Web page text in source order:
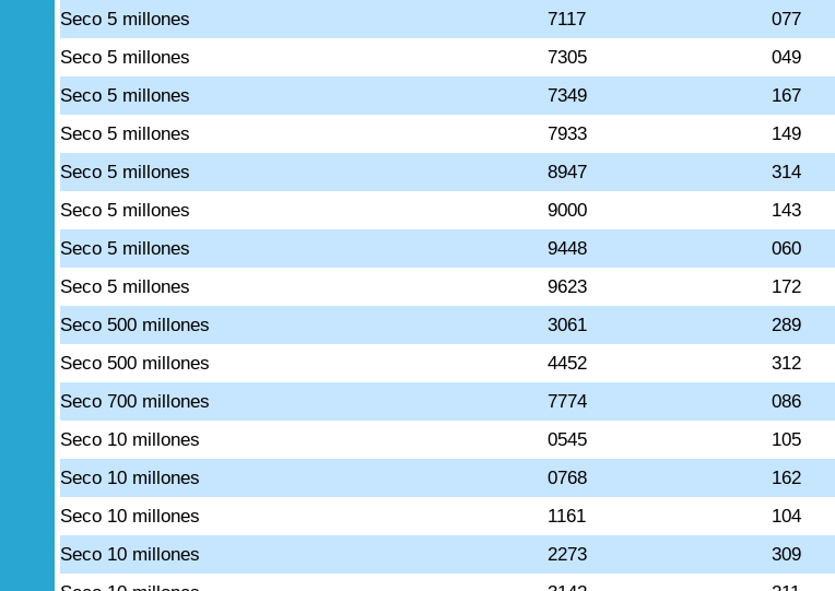
Seco 5 millones
7117
077
Seco 5 millones
7305
049
Seco 5 millones
7349
167
Seco 5 millones
7933
149
Seco 5 millones
8947
314
Seco 5 millones
9000
143
Seco 5 millones
9448
060
Seco 5 millones
9623
172
Seco 500 millones
3061
289
Seco 500 millones
4452
312
Seco 700 millones
7774
086
Seco 10 millones
0545
105
Seco 10 millones
0768
162
Seco 10 millones
1161
104
Seco 10 millones
2273
309